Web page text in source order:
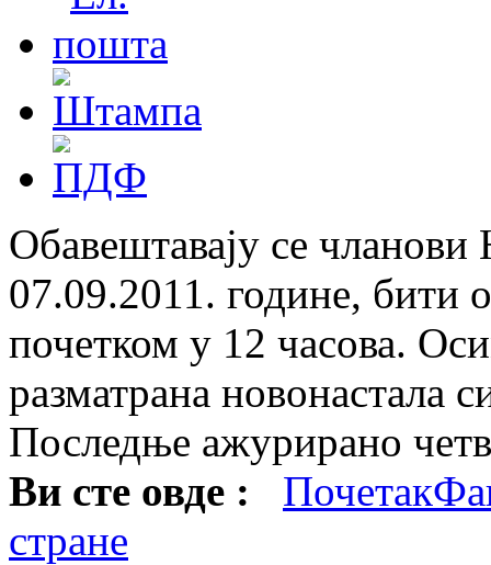
Обавештавају се чланови
07.09.2011. године, бити
почетком у 12 часова.
разматрана новонастала
Последње ажурирано
Ви сте овде :
Почетак
стране